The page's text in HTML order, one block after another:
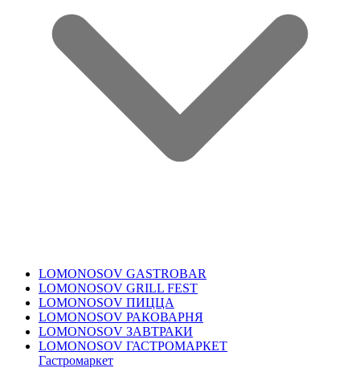
LOMONOSOV GASTROBAR
LOMONOSOV GRILL FEST
LOMONOSOV ПИЦЦА
LOMONOSOV РАКОВАРНЯ
LOMONOSOV ЗАВТРАКИ
LOMONOSOV ГАСТРОМАРКЕТ
Гастромаркет